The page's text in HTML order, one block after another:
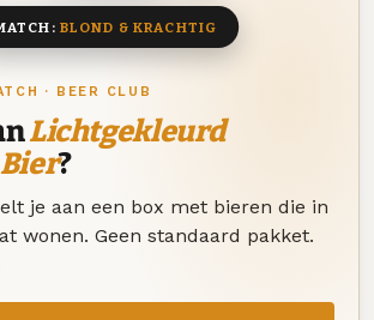
· BEER CLUB
Lichtgekleurd
?
je aan een box met bieren die in
wonen. Geen standaard pakket.
BLOND & KRACHTIG